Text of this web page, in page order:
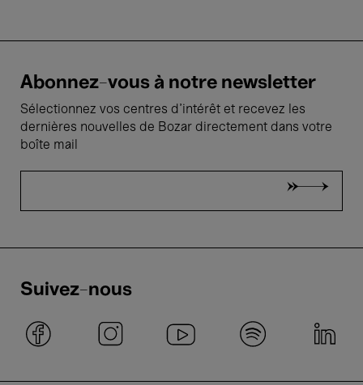
Abonnez-vous à notre newsletter
Sélectionnez vos centres d'intérêt et recevez les
dernières nouvelles de Bozar directement dans votre
boîte mail
Suivez-nous